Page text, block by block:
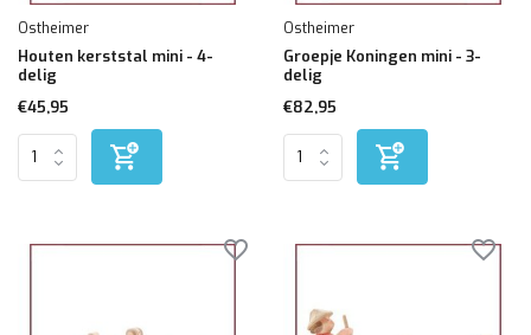
Ostheimer
Houten kerststal mini - 4-
delig
€45,95
Ostheimer
Groepje Koningen mini - 3-
delig
€82,95